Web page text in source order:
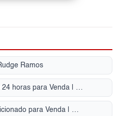
Ramos
Apartamento com portaria 24 horas para Venda | Rudge Ramos
Apartamento com ar condicionado para Venda | Rudge Ramos